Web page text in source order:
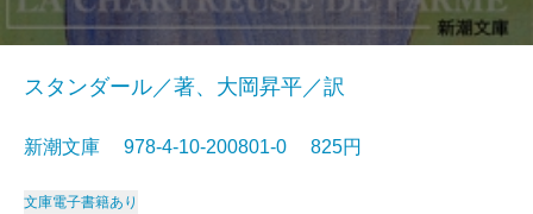
スタンダール／著、大岡昇平／訳
新潮文庫 978-4-10-200801-0 825円
文庫電子書籍あり